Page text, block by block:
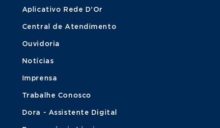
Aplicativo Rede D'Or
Central de Atendimento
Ouvidoria
Notícias
Imprensa
Trabalhe Conosco
Dora - Assistente Digital